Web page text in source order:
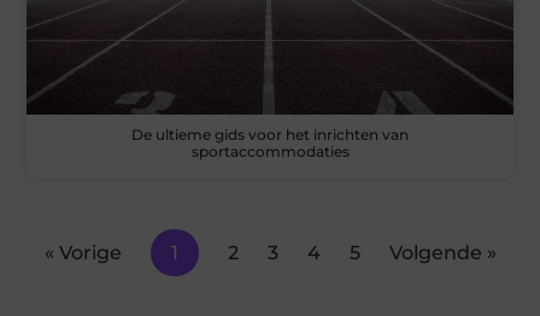
De ultieme gids voor het inrichten van
sportaccommodaties
« Vorige 1 2 3 4 5 Volgende »